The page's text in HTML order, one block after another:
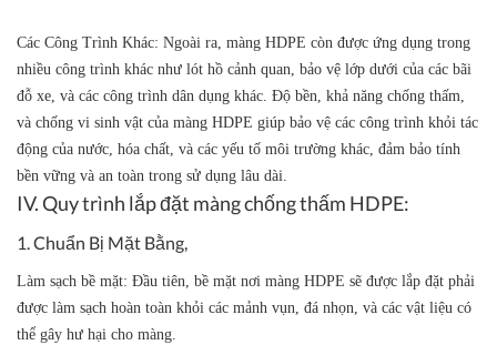
Các Công Trình Khác: Ngoài ra, màng HDPE còn được ứng dụng trong
nhiều công trình khác như lót hồ cảnh quan, bảo vệ lớp dưới của các bãi
đỗ xe, và các công trình dân dụng khác. Độ bền, khả năng chống thấm,
và chống vi sinh vật của màng HDPE giúp bảo vệ các công trình khỏi tác
động của nước, hóa chất, và các yếu tố môi trường khác, đảm bảo tính
bền vững và an toàn trong sử dụng lâu dài.
IV. Quy trình lắp đặt màng chống thấm HDPE:
1. Chuẩn Bị Mặt Bằng,
Làm sạch bề mặt: Đầu tiên, bề mặt nơi màng HDPE sẽ được lắp đặt phải
được làm sạch hoàn toàn khỏi các mảnh vụn, đá nhọn, và các vật liệu có
thể gây hư hại cho màng.